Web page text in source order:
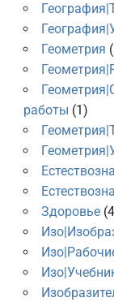
Геометрия
работы (1)
Здоровье